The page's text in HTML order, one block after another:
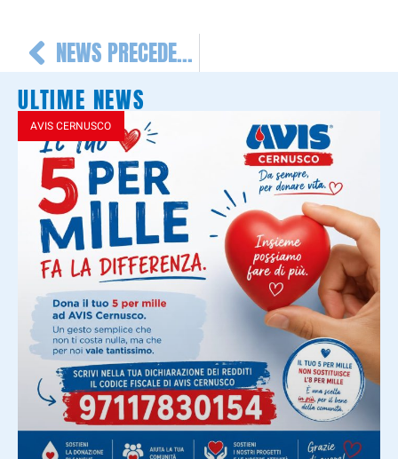
NEWS PRECEDENTE
ULTIME NEWS
AVIS CERNUSCO